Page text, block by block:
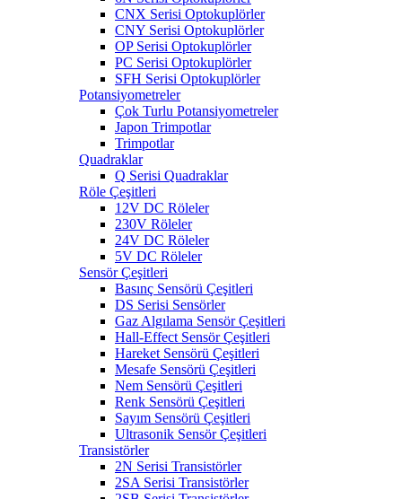
CNX Serisi Optokuplörler
CNY Serisi Optokuplörler
OP Serisi Optokuplörler
PC Serisi Optokuplörler
SFH Serisi Optokuplörler
Potansiyometreler
Çok Turlu Potansiyometreler
Japon Trimpotlar
Trimpotlar
Quadraklar
Q Serisi Quadraklar
Röle Çeşitleri
12V DC Röleler
230V Röleler
24V DC Röleler
5V DC Röleler
Sensör Çeşitleri
Basınç Sensörü Çeşitleri
DS Serisi Sensörler
Gaz Algılama Sensör Çeşitleri
Hall-Effect Sensör Çeşitleri
Hareket Sensörü Çeşitleri
Mesafe Sensörü Çeşitleri
Nem Sensörü Çeşitleri
Renk Sensörü Çeşitleri
Sayım Sensörü Çeşitleri
Ultrasonik Sensör Çeşitleri
Transistörler
2N Serisi Transistörler
2SA Serisi Transistörler